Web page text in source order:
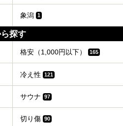
象潟 1
探す
格安（1,000円以下） 165
冷え性 121
サウナ 97
切り傷 90